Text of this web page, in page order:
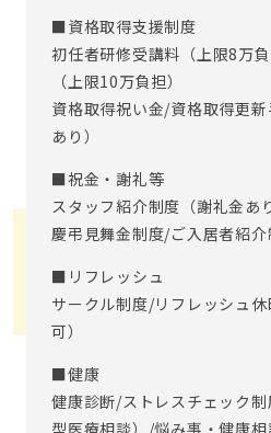
■資格取得支援制度
初任者研修受講料（上限8万
（上限10万負担）
資格取得祝い金/資格取得更
あり）
■祝金・謝礼等
スタッフ紹介制度（謝礼金あ
慶弔見舞金制度/ご入居者紹介
■リフレッシュ
サークル制度/リフレッシュ
可）
■健康
健康診断/ストレスチェック